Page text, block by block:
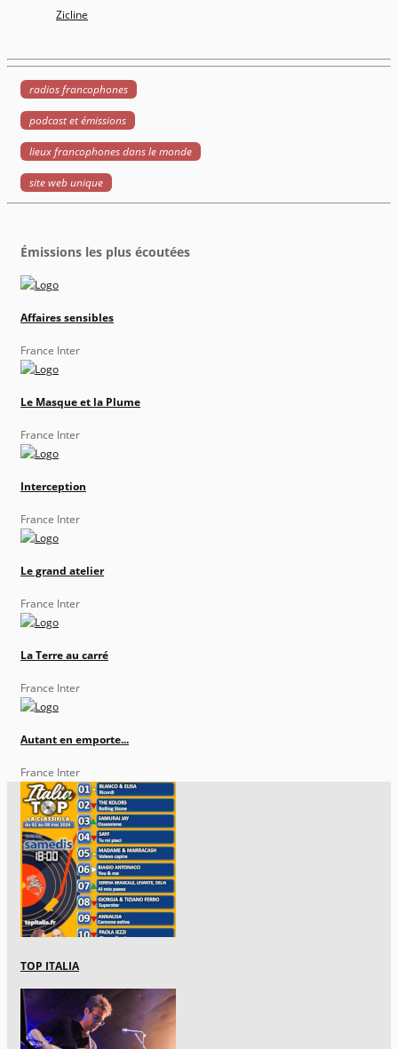
Zicline
radios francophones
podcast et émissions
lieux francophones dans le monde
site web unique
Émissions les plus écoutées
Affaires sensibles
France Inter
Le Masque et la Plume
France Inter
Interception
France Inter
Le grand atelier
France Inter
La Terre au carré
France Inter
Autant en emporte...
France Inter
TOP ITALIA